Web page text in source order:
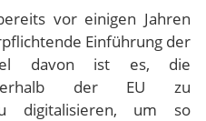
vor einigen Jahren
Einführung der
davon ist es, die
der EU zu
digitalisieren, um so